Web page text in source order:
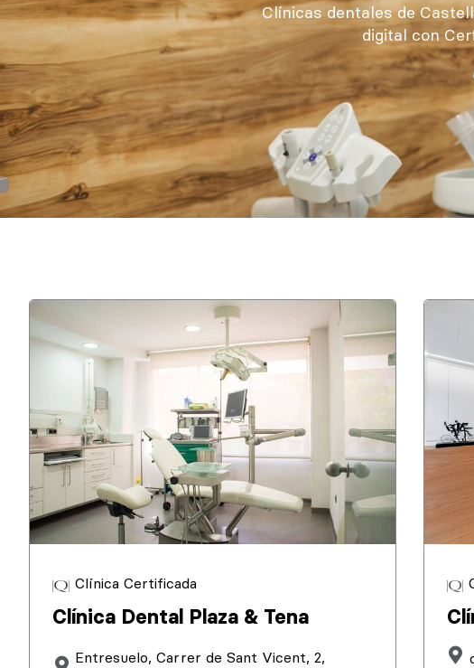
Clínicas dentales de
digital con
Clínica Certificada
Clínica Dental Plaza & Tena
Entresuelo, Carrer de Sant Vicent, 2,